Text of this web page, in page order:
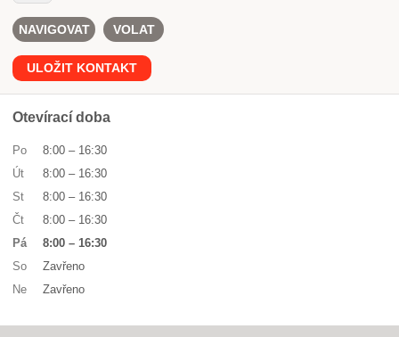
NAVIGOVAT VOLAT
ULOŽIT KONTAKT
Otevírací doba
Po 8:00 – 16:30
Út
8:00 – 16:30
St
8:00 – 16:30
Čt
8:00 – 16:30
Pá
8:00 – 16:30
So
Zavřeno
Ne
Zavřeno